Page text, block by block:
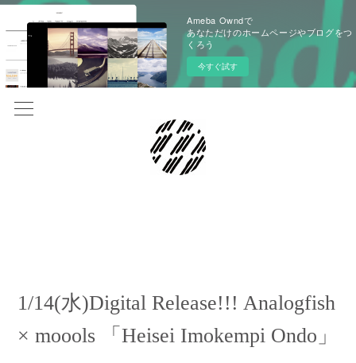
Ameba Owndで
あなただけのホームページやブログをつ
くろう
今すぐ試す
1/14(水)Digital Release!!! Analogfish
× moools 「Heisei Imokempi Ondo」